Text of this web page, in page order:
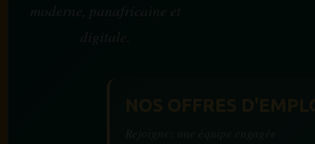
moderne, panafricaine et
digitale.